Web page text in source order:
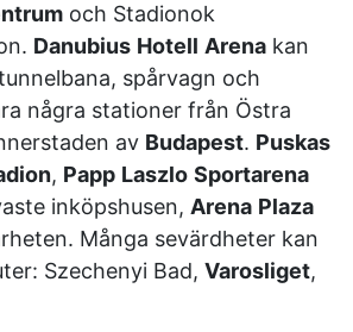
och Stadionok
Danubius Hotell Arena kan
spårvagn och
några stationer från Östra
av Budapest. Puskas
, Papp Laszlo Sportarena
inköpshusen, Arena Plaza
Många sevärdheter kan
Szechenyi Bad, Varosliget,